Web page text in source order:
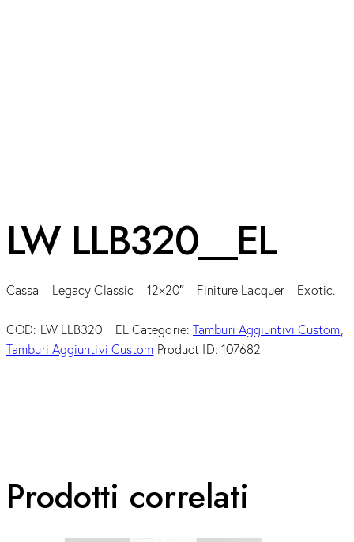
LW LLB320__EL
Cassa – Legacy Classic – 12×20″ – Finiture Lacquer – Exotic.
COD: LW LLB320__EL Categorie:Tamburi Aggiuntivi Custom,
Tamburi Aggiuntivi Custom Product ID: 107682
Prodotti correlati